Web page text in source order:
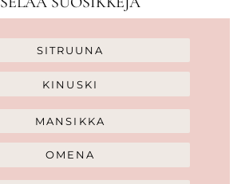
SITRUUNA
KINUSKI
MANSIKKA
OMENA